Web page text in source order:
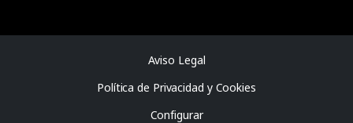
Aviso Legal
Política de Privacidad y Cookies
Configurar